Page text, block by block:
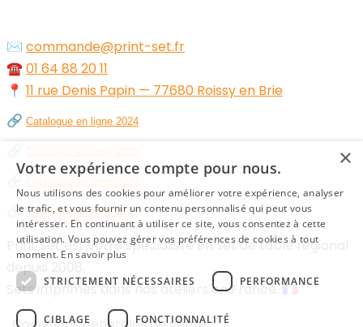
✉️ commande@print-set.fr
☎️01 64 88 20 11
📍 11 rue Denis Papin — 77680 Roissy en Brie
🔗 Catalogue en ligne 2024
🔗 Catalogue en ligne 2021
Print Set est votre spécialiste en set de table régional
depuis 2008.
Sets imprimés dans nos ateliers en France. 🇫🇷
×
Votre expérience compte pour nous.
Nous utilisons des cookies pour améliorer votre expérience, analyser
le trafic, et vous fournir un contenu personnalisé qui peut vous
intéresser. En continuant à utiliser ce site, vous consentez à cette
utilisation. Vous pouvez gérer vos préférences de cookies à tout
moment. En savoir plus
STRICTEMENT NÉCESSAIRES
PERFORMANCE
CIBLAGE FONCTIONNALITÉ